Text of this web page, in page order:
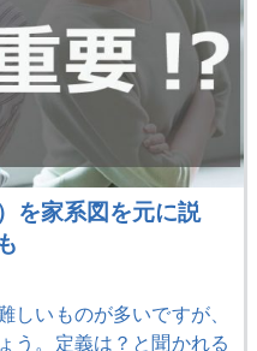
を家系図を元に説
いものが多いですが、
う。定義は？と聞かれる